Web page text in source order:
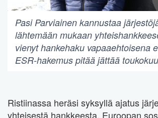
Pasi Parviainen kannustaa
lähtemään mukaan
vienyt hankehaku vapaaehtoisena
ESR-hakemus pitää jättää
Ristiinassa heräsi syksyllä ajatus
yhteisestä hankkeesta. Euroopan